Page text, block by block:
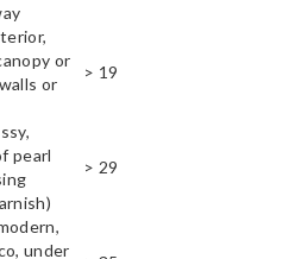
or
or
> 19
pearl
> 29
under